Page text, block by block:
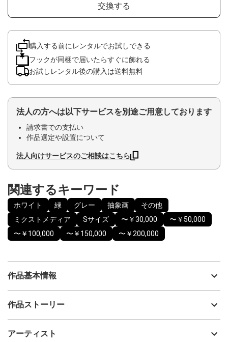
交換する
購入する前にレンタルでお試しできる
フックが同梱で届いたらすぐに飾れる
お試しレンタル後の購入は送料無料
法人の方へは以下サービスを別途ご用意しております
請求書での支払い
作品選定や設置について
法人向けサービスのご相談はこちら
関連するキーワード
ホワイト 緑 グレー 抽象画
その他
ミクストメディア
Sサイズ 〜￥30,000
〜￥50,000
〜￥100,000
〜￥150,000 〜￥200,000
作品基本情報
出品者
制作年
作品ストーリー
シリーズで、作品タイトルは制作された順番の番号になっていま
アーティスト